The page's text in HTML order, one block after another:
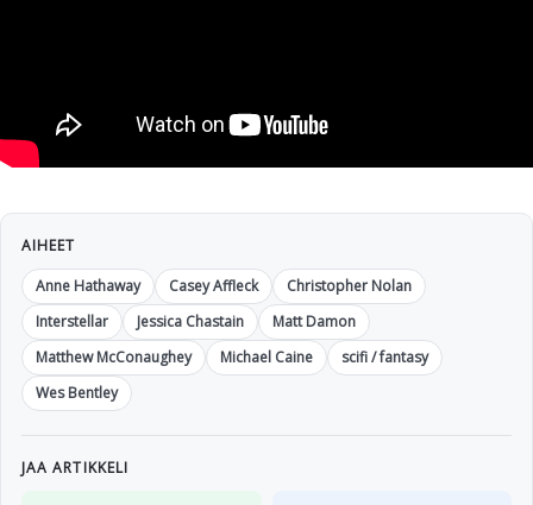
AIHEET
Anne Hathaway
Casey Affleck
Christopher Nolan
Interstellar
Jessica Chastain
Matt Damon
Matthew McConaughey
Michael Caine
scifi / fantasy
Wes Bentley
JAA ARTIKKELI